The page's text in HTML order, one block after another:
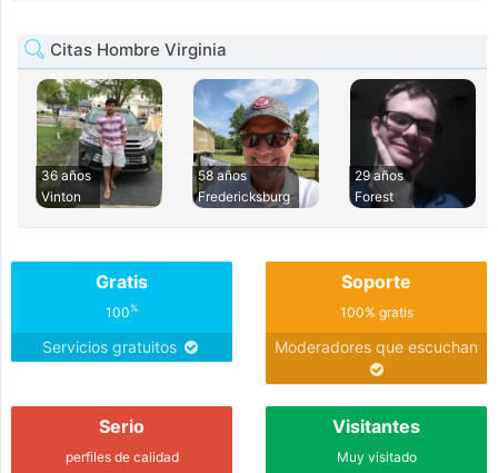
Citas Hombre Virginia
36 años
Vinton
58 años
Fredericksburg
29 años
Forest
Gratis
100%
Servicios gratuitos
Soporte
100% gratis
Moderadores que escuchan
Serio
perfiles de calidad
Visitantes
Muy visitado